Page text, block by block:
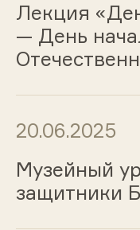
Лекция
— День
20.06.2025
Музейный
защитники